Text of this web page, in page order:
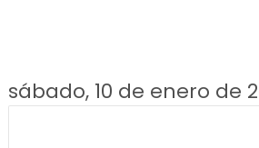
sábado, 10 de enero de